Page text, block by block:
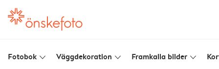
Fotobok slim_arrow_down Väggdekoration slim_arrow_down Framkalla bilder slim_arrow_down